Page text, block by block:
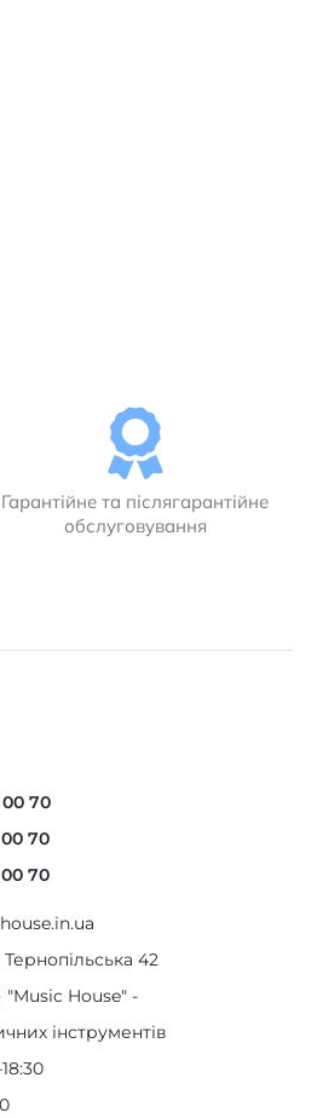
Гарантійне та післягарантійне
обслуговування
00 70
70
70
42
House" -
інструментів